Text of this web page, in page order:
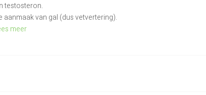
testosteron.
van gal (dus vetvertering).
meer